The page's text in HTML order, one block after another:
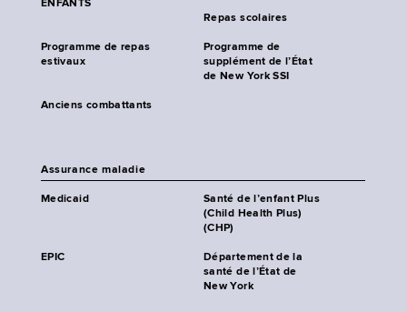
ENFANTS
Repas scolaires
Programme de repas
estivaux
Programme de
supplément de l’État
de New York SSI
Anciens combattants
Assurance maladie
Medicaid
Santé de l’enfant Plus
(Child Health Plus)
(CHP)
EPIC
Département de la
santé de l’État de
New York